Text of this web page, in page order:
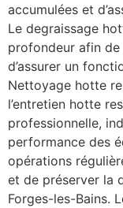
accumulées et
Le degraissage
profondeur afin de
d’assurer un
Nettoyage hotte
l’entretien hotte
professionnelle,
performance des
opérations
et de préserver la
Forges-les-Bains.